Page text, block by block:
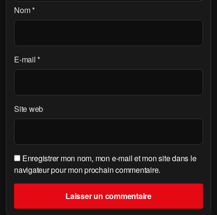
Nom*
E-mail*
Site web
Enregistrer mon nom, mon e-mail et mon site dans le
navigateur pour mon prochain commentaire.